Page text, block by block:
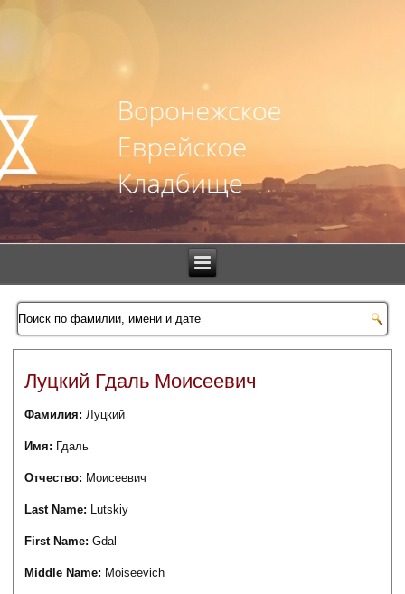
Луцкий Гдаль Моисеевич
Фамилия:Луцкий
Имя: Гдаль
Отчество: Моисеевич
Last Name: Lutskiy
First Name:Gdal
Middle Name: Moiseevich